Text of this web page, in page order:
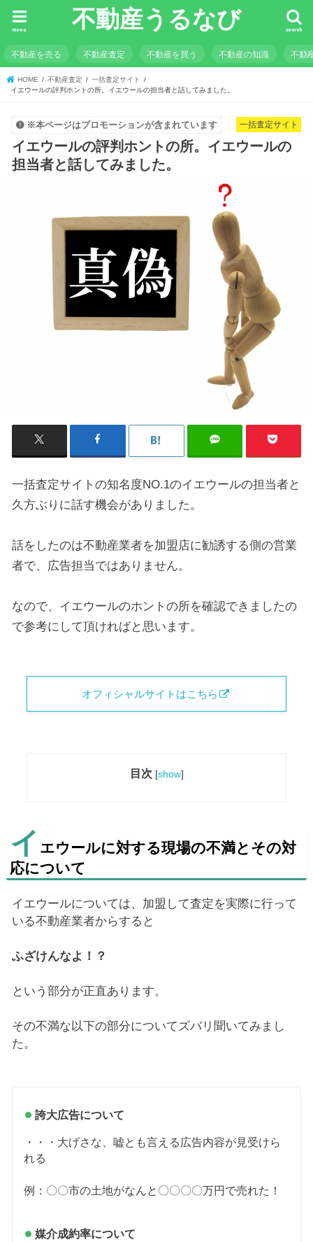
不動産うるなび search
menu
不動産を売る 不動産査定 不動産を買う 不動産の知識 不動
HOME 不動産査定
一括査定サイト
イエウールの評判ホントの所。イエウールの担当者と話してみました。
一括査定サイト
※本ページはプロモーションが含まれています
イエウールの評判ホントの所。イエウールの
担当者と話してみました。
一括査定サイトの知名度NO.1のイエウールの担当者と
久方ぶりに話す機会がありました。
話をしたのは不動産業者を加盟店に勧誘する側の営業
者で、広告担当ではありません。
なので、イエウールのホントの所を確認できましたの
で参考にして頂ければと思います。
オフィシャルサイトはこちら
目次 [show]
イ エウールに対する現場の不満とその対
応について
イエウールについては、加盟して査定を実際に行って
いる不動産業者からすると
ふざけんなよ！？
という部分が正直あります。
その不満な以下の部分についてズバリ聞いてみまし
た。
誇大広告について
・・・大げさな、嘘とも言える広告内容が見受けら
れる
例：〇〇市の土地がなんと〇〇〇〇万円で売れた！
媒介成約率について